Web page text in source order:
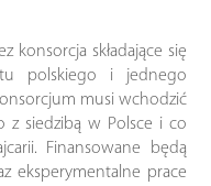
konsorcja składające się
polskiego i jednego
musi wchodzić
z siedzibą w Polsce i co
Finansowane będą
eksperymentalne prace